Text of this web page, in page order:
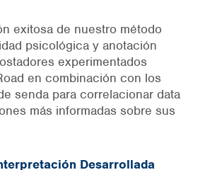
exitosa de nuestro método
psicológica y anotación
experimentados
en combinación con los
senda para correlacionar data
más informadas sobre sus
Desarrollada